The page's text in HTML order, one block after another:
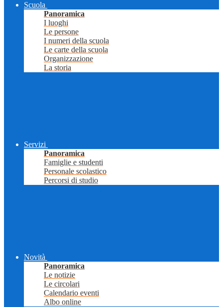
Scuola
Panoramica
I luoghi
Le persone
I numeri della scuola
Le carte della scuola
Organizzazione
La storia
Servizi
Panoramica
Famiglie e studenti
Personale scolastico
Percorsi di studio
Novità
Panoramica
Le notizie
Le circolari
Calendario eventi
Albo online